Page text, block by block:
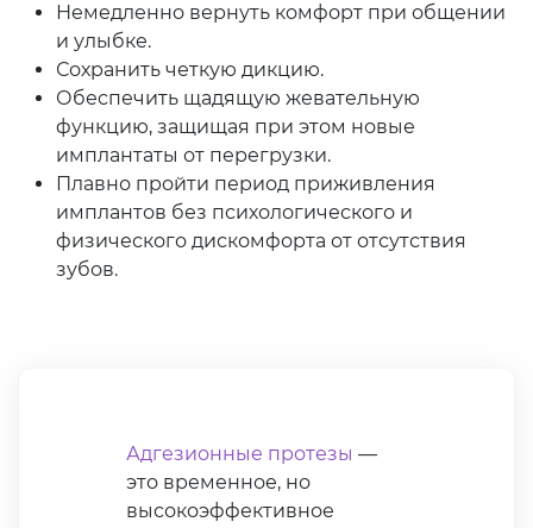
Немедленно вернуть комфорт при общении
и улыбке.
Сохранить четкую дикцию.
Обеспечить щадящую жевательную
функцию, защищая при этом новые
имплантаты от перегрузки.
Плавно пройти период приживления
имплантов без психологического и
физического дискомфорта от отсутствия
зубов.
Адгезионные протезы —
это временное, но
высокоэффективное